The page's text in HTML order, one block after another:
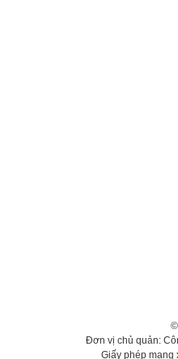
Đơn vị chủ quản:
Giấy phép mạng